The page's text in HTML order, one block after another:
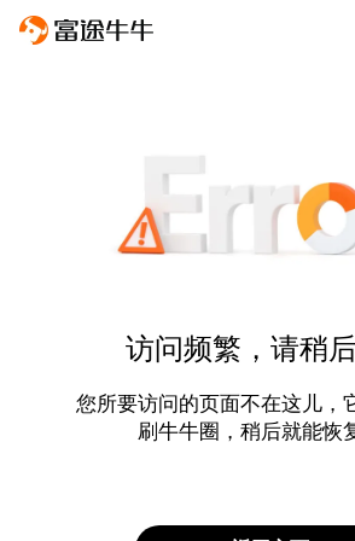
访问频繁，请稍
您所要访问的页面不在这儿，
刷牛牛圈，稍后就能恢